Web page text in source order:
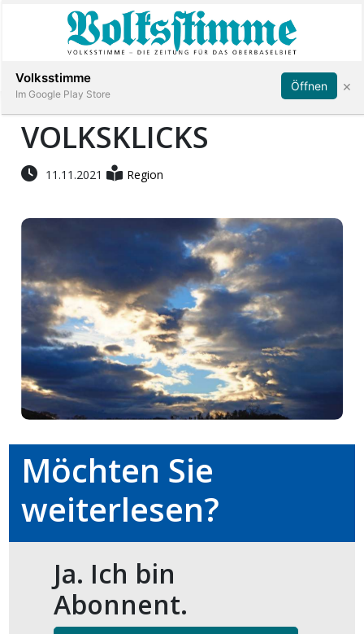
Immobilien
Stellen
E-
Paper
App
Fussball
Abonnieren Anmelden
VOLKSKLICKS
11.11.2021 Region
Möchten Sie
weiterlesen?
Ja. Ich bin
Abonnent.
Volksstimme
Im Google Play Store
Öffnen ×